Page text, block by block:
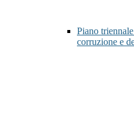
Piano
corruzione e